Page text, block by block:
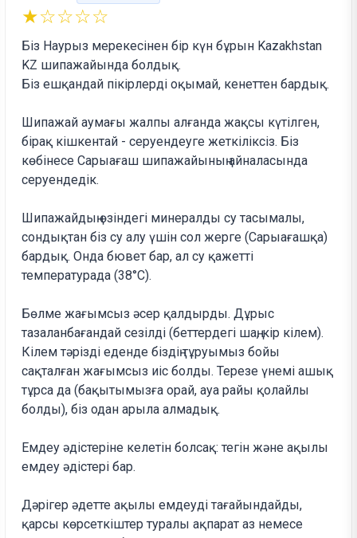
★☆☆☆☆
Біз Наурыз мерекесінен бір күн бұрын Kazakhstan
KZ шипажайында болдық.
Біз ешқандай пікірлерді оқымай, кенеттен бардық.
Шипажай аумағы жалпы алғанда жақсы күтілген,
бірақ кішкентай - серуендеуге жеткіліксіз. Біз
көбінесе Сарыағаш шипажайының айналасында
серуендедік.
Шипажайдың өзіндегі минералды су тасымалы,
сондықтан біз су алу үшін сол жерге (Сарыағашқа)
бардық. Онда бювет бар, ал су қажетті
температурада (38°C).
Бөлме жағымсыз әсер қалдырды. Дұрыс
тазаланбағандай сезілді (беттердегі шаң, кір кілем).
Кілем тәрізді еденде біздің тұруымыз бойы
сақталған жағымсыз иіс болды. Терезе үнемі ашық
тұрса да (бақытымызға орай, ауа райы қолайлы
болды), біз одан арыла алмадық.
Емдеу әдістеріне келетін болсақ: тегін және ақылы
емдеу әдістері бар.
Дәрігер әдетте ақылы емдеуді тағайындайды,
қарсы көрсеткіштер туралы ақпарат аз немесе